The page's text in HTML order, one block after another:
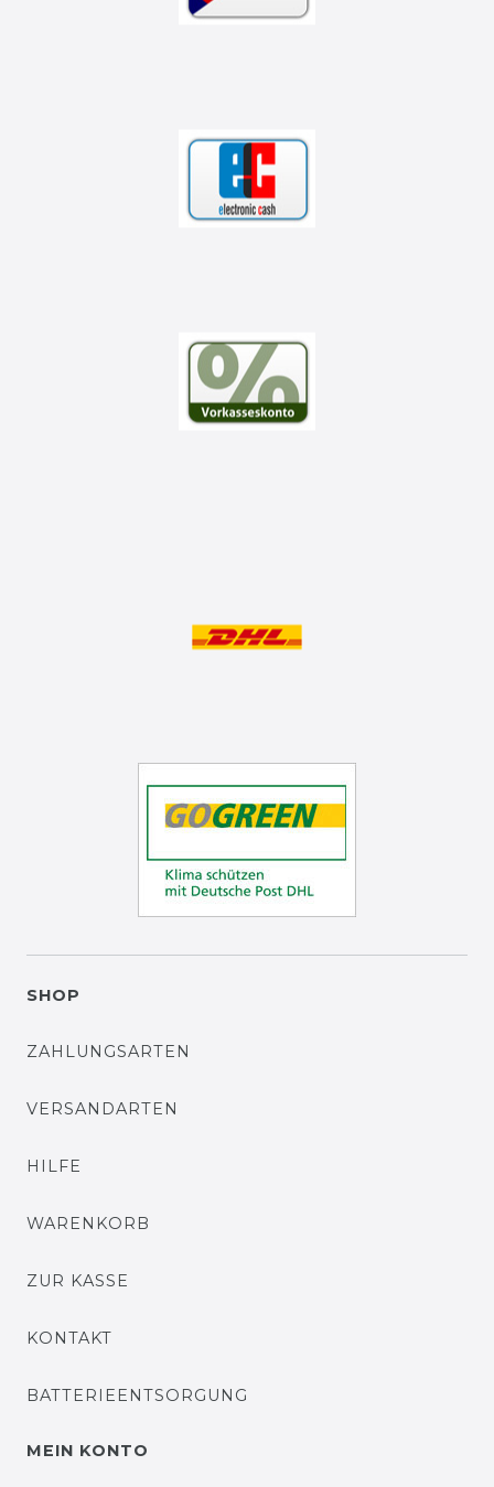
SHOP
ZAHLUNGSARTEN
VERSANDARTEN
HILFE
WARENKORB
ZUR KASSE
KONTAKT
BATTERIEENTSORGUNG
MEIN KONTO